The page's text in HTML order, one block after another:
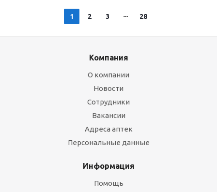
1 2 3 28
Компания
О компании
Новости
Сотрудники
Вакансии
Адреса аптек
Персональные данные
Информация
Помощь